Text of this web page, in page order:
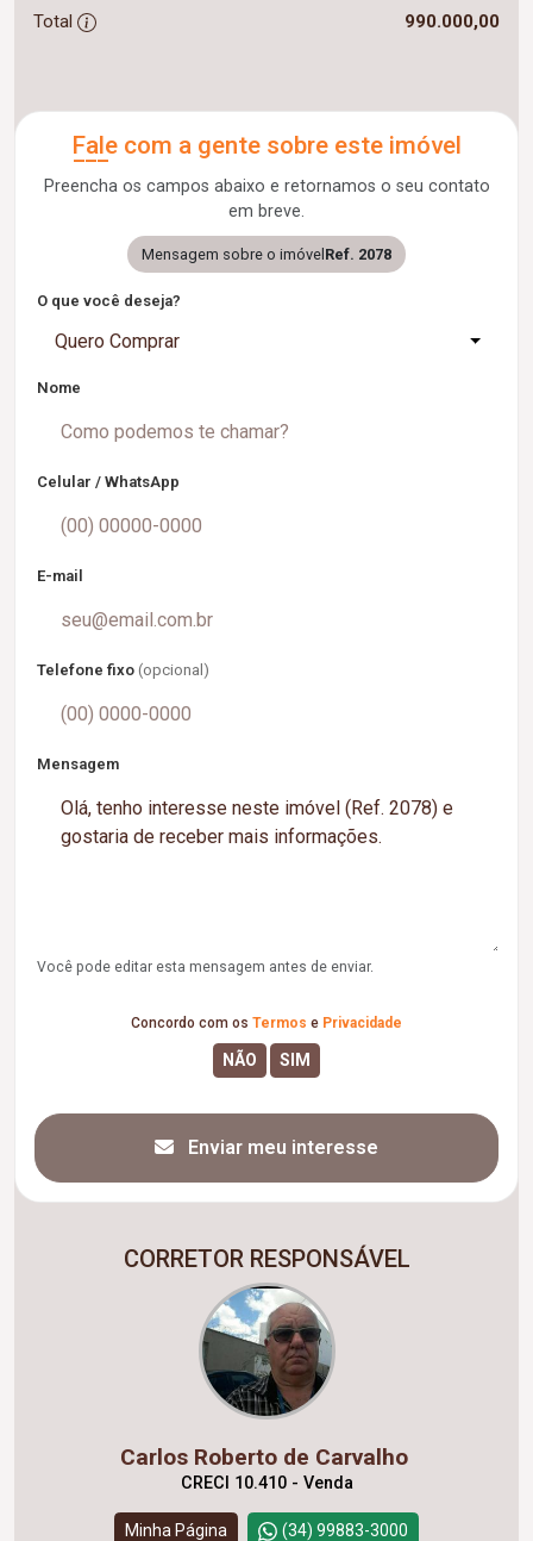
Total 990.000,00
Fale com a gente sobre este imóvel
Preencha os campos abaixo e retornamos o seu contato
em breve.
Mensagem sobre o imóvel Ref. 2078
O que você deseja?
Quero Comprar
Nome
Celular / WhatsApp
E-mail
Telefone fixo (opcional)
Mensagem
Você pode editar esta mensagem antes de enviar.
Concordo com os Termos e Privacidade
Enviar meu interesse
CORRETOR RESPONSÁVEL
Carlos Roberto de Carvalho
CRECI 10.410 - Venda
Minha Página (34) 99883-3000